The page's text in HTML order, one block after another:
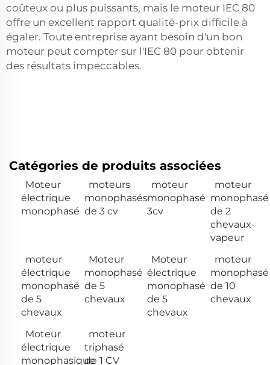
coûteux ou plus puissants, mais le moteur IEC 80
offre un excellent rapport qualité-prix difficile à
égaler. Toute entreprise ayant besoin d'un bon
moteur peut compter sur l'IEC 80 pour obtenir
des résultats impeccables.
Catégories de produits associées
Moteur
électrique
monophasé
moteurs
monophasés
de 3 cv
moteur
monophasé
3cv
moteur
monophasé
de 2
chevaux-
vapeur
moteur
électrique
monophasé
de 5
chevaux
Moteur
monophasé
de 5
chevaux
Moteur
électrique
monophasé
de 5
chevaux
moteur
monophasé
de 10
chevaux
Moteur
électrique
monophasique
moteur
triphasé
de 1 CV